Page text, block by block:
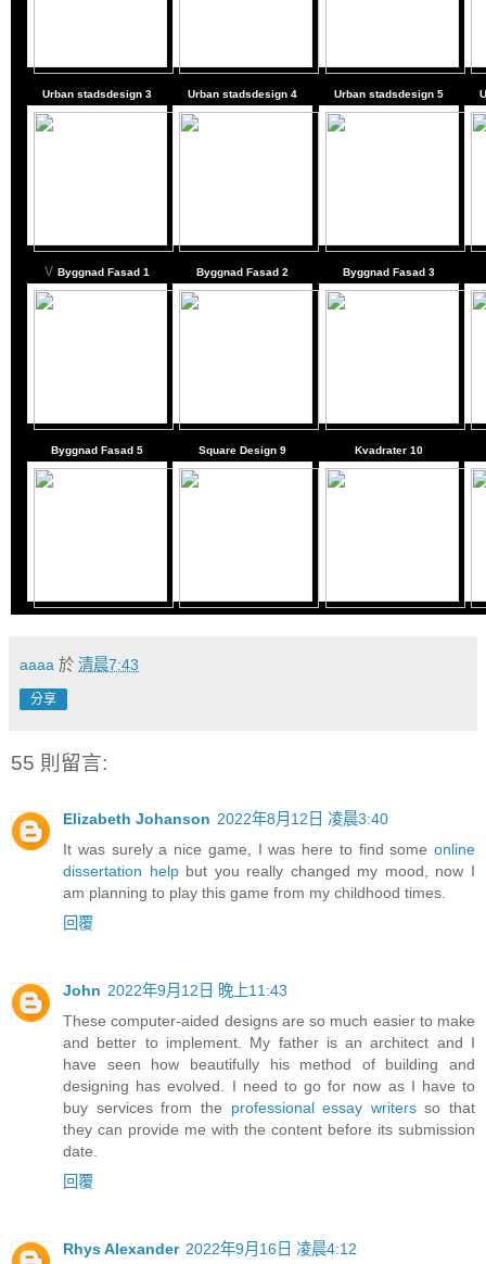
Urban stadsdesign 3 Urban stadsdesign 4 Urban stadsdesign 5
v Byggnad Fasad 1 Byggnad Fasad 2 Byggnad Fasad 3
Byggnad Fasad 5 Square Design 9 Kvadrater 10
aaaa 於 清晨7:43
分享
55 則留言:
Elizabeth Johanson 2022年8月12日 凌晨3:40
It was surely a nice game, I was here to find some online
dissertation helpbut you really changed my mood, now I
am planning to play this game from my childhood times.
回覆
John 2022年9月12日 晚上11:43
These computer-aided designs are so much easier to make
and better to implement. My father is an architect and I
have seen how beautifully his method of building and
designing has evolved. I need to go for now as I have to
buy services from the professional essay writersso that
they can provide me with the content before its submission
date.
回覆
Rhys Alexander 2022年9月16日 凌晨4:12